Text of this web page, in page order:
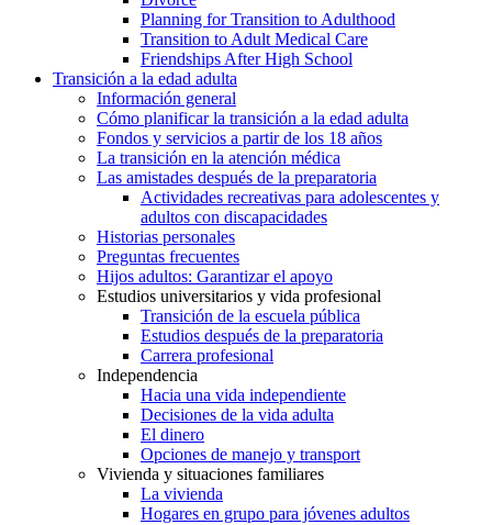
Planning for Transition to Adulthood
Transition to Adult Medical Care
Friendships After High School
Transición a la edad adulta
Información general
Cómo planificar la transición a la edad adulta
Fondos y servicios a partir de los 18 años
La transición en la atención médica
Las amistades después de la preparatoria
Actividades recreativas para adolescentes y
adultos con discapacidades
Historias personales
Preguntas frecuentes
Hijos adultos: Garantizar el apoyo
Estudios universitarios y vida profesional
Transición de la escuela pública
Estudios después de la preparatoria
Carrera profesional
Independencia
Hacia una vida independiente
Decisiones de la vida adulta
El dinero
Opciones de manejo y transport
Vivienda y situaciones familiares
La vivienda
Hogares en grupo para jóvenes adultos